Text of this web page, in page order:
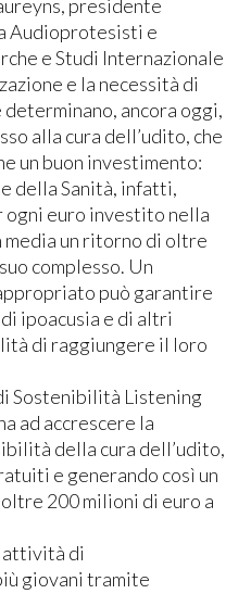
presidente
Audioprotesisti e
e Studi Internazionale
e la necessità di
ancora oggi,
alla cura dell’udito, che
un buon investimento:
della Sanità, infatti,
ogni euro investito nella
media un ritorno di oltre
complesso. Un
può garantire
ipoacusia e di altri
di raggiungere il loro
Sostenibilità Listening
ad accrescere la
della cura dell’udito,
e generando così un
200 milioni di euro a
attività di
giovani tramite